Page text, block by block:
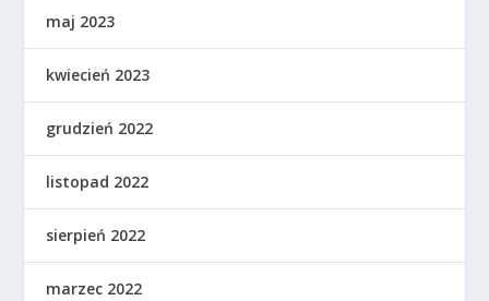
maj 2023
kwiecień 2023
grudzień 2022
listopad 2022
sierpień 2022
marzec 2022